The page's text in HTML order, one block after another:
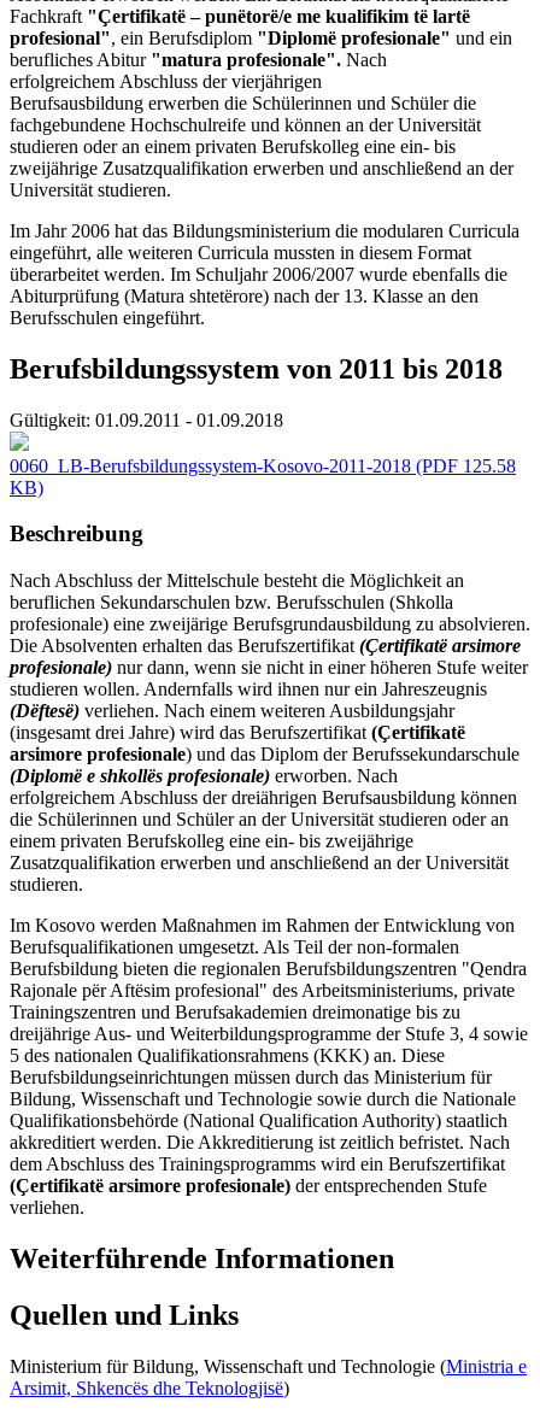
Fachkraft "Çertifikatë – punëtorë/e me kualifikim të lartë
profesional", ein Berufsdiplom "Diplomë profesionale" und ein
berufliches Abitur "matura profesionale". Nach
erfolgreichem Abschluss der vierjährigen
Berufsausbildung erwerben die Schülerinnen und Schüler die
fachgebundene Hochschulreife und können an der Universität
studieren oder an einem privaten Berufskolleg eine ein- bis
zweijährige Zusatzqualifikation erwerben und anschließend an der
Universität studieren.
Im Jahr 2006 hat das Bildungsministerium die modularen Curricula
eingeführt, alle weiteren Curricula mussten in diesem Format
überarbeitet werden. Im Schuljahr 2006/2007 wurde ebenfalls die
Abiturprüfung (Matura shtetërore) nach der 13. Klasse an den
Berufsschulen eingeführt.
Berufsbildungssystem von 2011 bis 2018
Gültigkeit: 01.09.2011 - 01.09.2018
0060_LB-Berufsbildungssystem-Kosovo-2011-2018 (PDF 125.58
KB)
Beschreibung
Nach Abschluss der Mittelschule besteht die Möglichkeit an
beruflichen Sekundarschulen bzw. Berufsschulen (Shkolla
profesionale) eine zweijärige Berufsgrundausbildung zu absolvieren.
Die Absolventen erhalten das Berufszertifikat (Çertifikatë arsimore
profesionale) nur dann, wenn sie nicht in einer höheren Stufe weiter
studieren wollen. Andernfalls wird ihnen nur ein Jahreszeugnis
(Dëftesë) verliehen. Nach einem weiteren Ausbildungsjahr
(insgesamt drei Jahre) wird das Berufszertifikat (Çertifikatë
arsimore profesionale) und das Diplom der Berufssekundarschule
(Diplomë e shkollës profesionale) erworben. Nach
erfolgreichem Abschluss der dreiährigen Berufsausbildung können
die Schülerinnen und Schüler an der Universität studieren oder an
einem privaten Berufskolleg eine ein- bis zweijährige
Zusatzqualifikation erwerben und anschließend an der Universität
studieren.
Im Kosovo werden Maßnahmen im Rahmen der Entwicklung von
Berufsqualifikationen umgesetzt. Als Teil der non-formalen
Berufsbildung bieten die regionalen Berufsbildungszentren "Qendra
Rajonale për Aftësim profesional" des Arbeitsministeriums, private
Trainingszentren und Berufsakademien dreimonatige bis zu
dreijährige Aus- und Weiterbildungsprogramme der Stufe 3, 4 sowie
5 des nationalen Qualifikationsrahmens (KKK) an. Diese
Berufsbildungseinrichtungen müssen durch das Ministerium für
Bildung, Wissenschaft und Technologie sowie durch die Nationale
Qualifikationsbehörde (National Qualification Authority) staatlich
akkreditiert werden. Die Akkreditierung ist zeitlich befristet. Nach
dem Abschluss des Trainingsprogramms wird ein Berufszertifikat
(Çertifikatë arsimore profesionale) der entsprechenden Stufe
verliehen.
Weiterführende Informationen
Quellen und Links
Ministerium für Bildung, Wissenschaft und Technologie (Ministria e
Arsimit, Shkencës dhe Teknologjisë)